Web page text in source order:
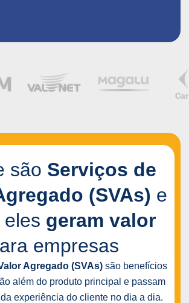
são Serviços de
(SVAs) e
geram valor
empresas
Agregado (SVAs)são benefícios
além do produto principal e passam
experiência do cliente no dia a dia.